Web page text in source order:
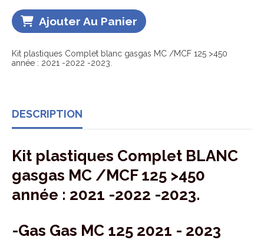
Ajouter Au Panier
Kit plastiques Complet blanc gasgas MC /MCF 125 >450
année : 2021 -2022 -2023.
DESCRIPTION
Kit plastiques Complet BLANC
gasgas MC /MCF 125 >450
année : 2021 -2022 -2023.
-Gas Gas MC 125 2021 - 2023